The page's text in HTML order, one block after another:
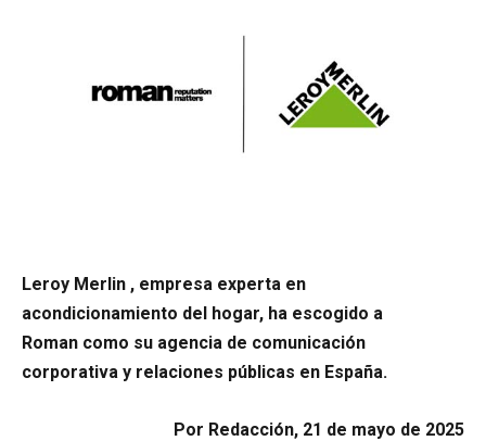
Leroy Merlin , empresa experta en
acondicionamiento del hogar, ha escogido a
Roman como su agencia de comunicación
corporativa y relaciones públicas en España.
Por Redacción, 21 de mayo de 2025